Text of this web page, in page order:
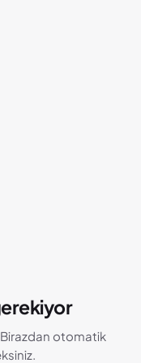
Birazdan otomatik